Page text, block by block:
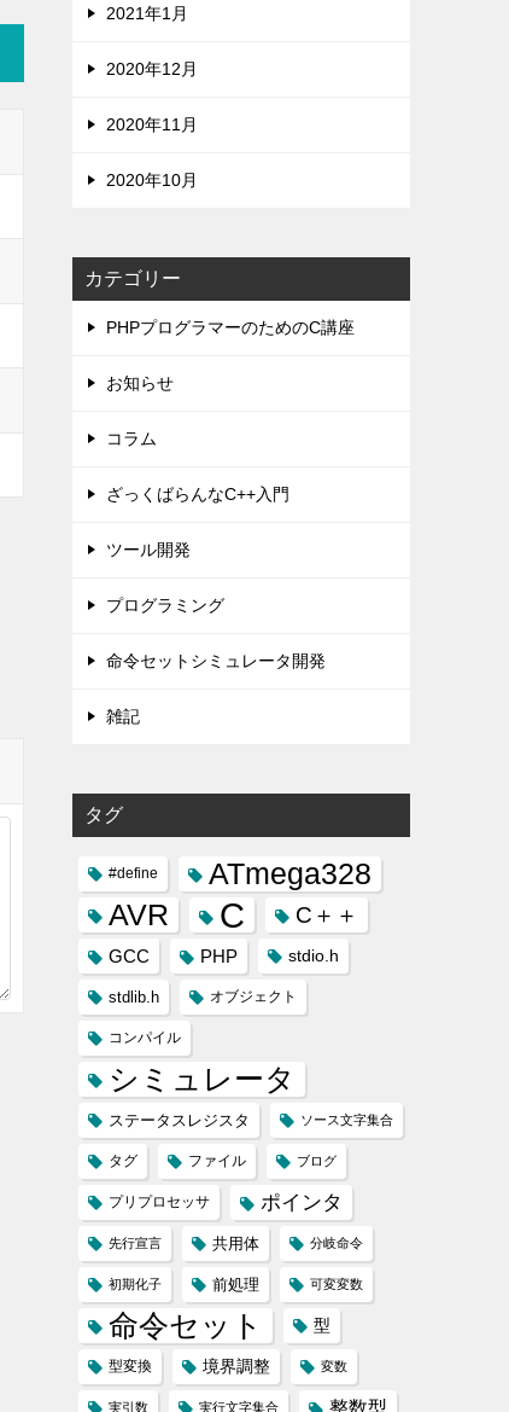
2021年1月
2020年12月
2020年11月
2020年10月
カテゴリー
PHPプログラマーのためのC講座
お知らせ
コラム
ざっくばらんなC++入門
ツール開発
プログラミング
命令セットシミュレータ開発
雑記
タグ
#define
ATmega328
AVR
C C＋＋
GCC PHP stdio.h
stdlib.h オブジェクト
コンパイル
シミュレータ
ステータスレジスタ ソース文字集合
タグ ファイル ブログ
プリプロセッサ ポインタ
先行宣言 共用体 分岐命令
初期化子 前処理 可変変数
命令セット 型
型変換 境界調整 変数
実引数 実行文字集合 整数型